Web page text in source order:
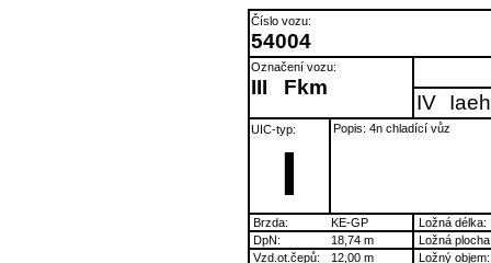
Číslo vozu:
54004
Označení vozu:
III Fkm
IV
UIC-typ:
I
Popis: 4n chladící vůz
Brzda: KE-GP
Ložná délka:
DpN:
18,74 m
Ložná
Vzd.ot.čepů:
12,00 m
Ložný objem: